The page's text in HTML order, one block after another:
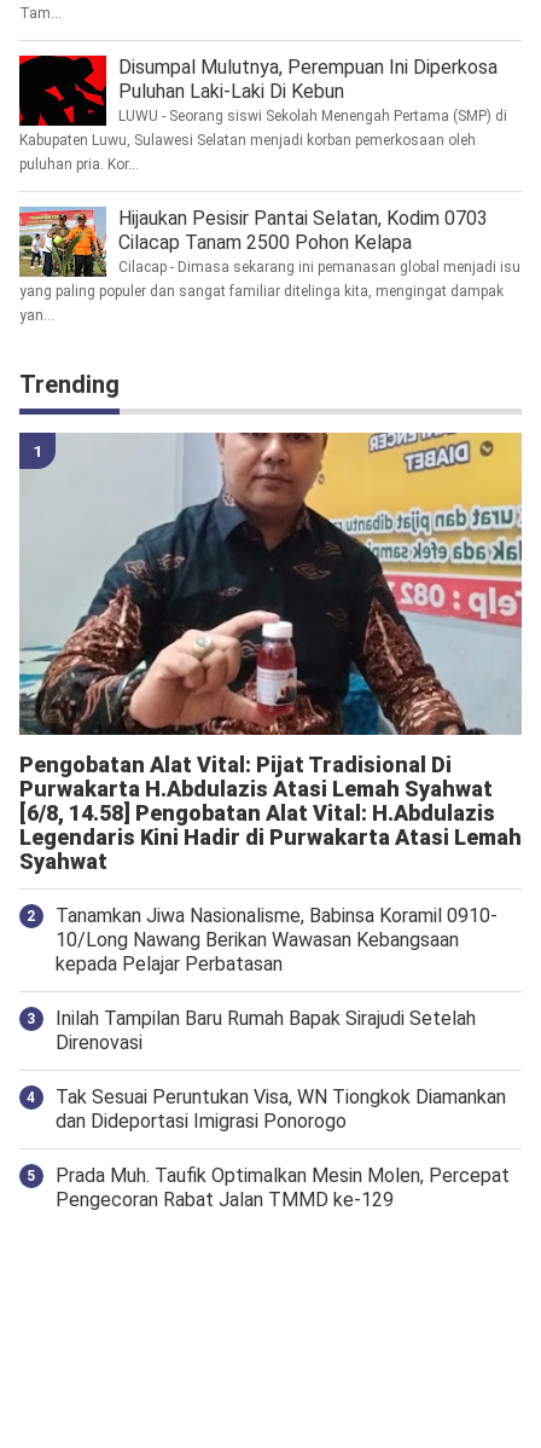
Tam...
Disumpal Mulutnya, Perempuan Ini Diperkosa
Puluhan Laki-Laki Di Kebun
LUWU - Seorang siswi Sekolah Menengah Pertama (SMP) di
Kabupaten Luwu, Sulawesi Selatan menjadi korban pemerkosaan oleh
puluhan pria. Kor...
Hijaukan Pesisir Pantai Selatan, Kodim 0703
Cilacap Tanam 2500 Pohon Kelapa
Cilacap - Dimasa sekarang ini pemanasan global menjadi isu
yang paling populer dan sangat familiar ditelinga kita, mengingat dampak
yan...
Trending
Pengobatan Alat Vital: Pijat Tradisional Di
Purwakarta H.Abdulazis Atasi Lemah Syahwat
[6/8, 14.58] Pengobatan Alat Vital: H.Abdulazis
Legendaris Kini Hadir di Purwakarta Atasi Lemah
Syahwat
Tanamkan Jiwa Nasionalisme, Babinsa Koramil 0910-
10/Long Nawang Berikan Wawasan Kebangsaan
kepada Pelajar Perbatasan
Inilah Tampilan Baru Rumah Bapak Sirajudi Setelah
Direnovasi
Tak Sesuai Peruntukan Visa, WN Tiongkok Diamankan
dan Dideportasi Imigrasi Ponorogo
Prada Muh. Taufik Optimalkan Mesin Molen, Percepat
Pengecoran Rabat Jalan TMMD ke-129